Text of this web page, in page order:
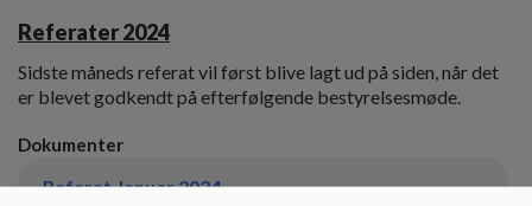
o
Referater 2024
Sidste måneds referat vil først blive lagt ud på siden, når det
er blevet godkendt på efterfølgende bestyrelsesmøde.
Dokumenter
Referat Januar 2024